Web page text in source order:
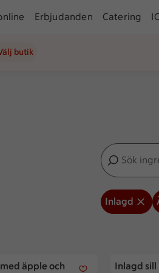
Erbjudanden Catering
butik
Sök
Inga förslag
Inlagd
äpple och
äpple och pepparrot
Inlagd sill
Inlagd sill